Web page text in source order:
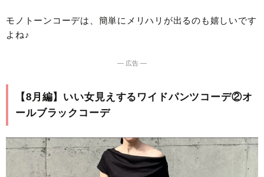
モノトーンコーデは、簡単にメリハリが出るのも嬉しいです
よね♪
― 広告 ―
【8月編】いい女見えするワイドパンツコーデ②オ
ールブラックコーデ